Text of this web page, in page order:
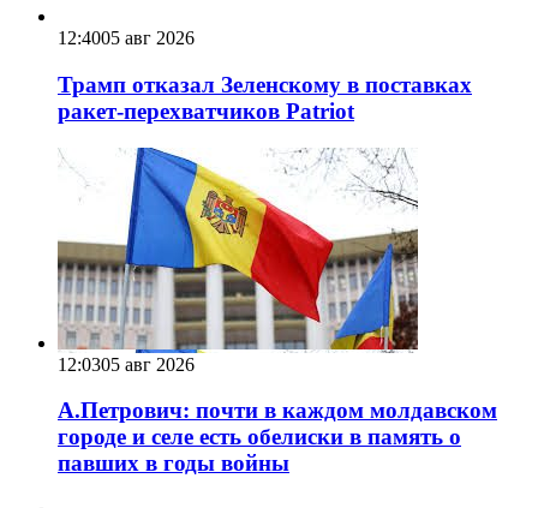
12:4005 авг 2026
Трамп отказал Зеленскому в поставках
ракет-перехватчиков Patriot
12:0305 авг 2026
А.Петрович: почти в каждом молдавском
городе и селе есть обелиски в память о
павших в годы войны